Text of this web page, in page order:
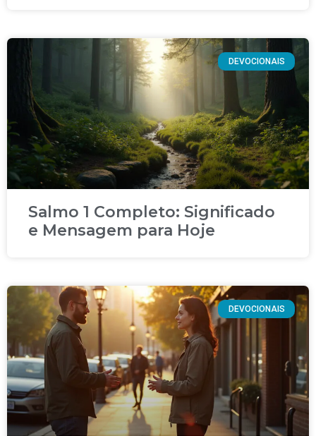
DEVOCIONAIS
Salmo 1 Completo: Significado
e Mensagem para Hoje
DEVOCIONAIS